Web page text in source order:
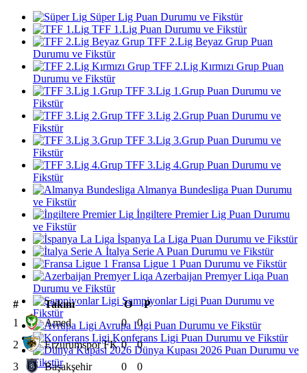
Süper Lig Puan Durumu ve Fikstür
TFF 1.Lig Puan Durumu ve Fikstür
TFF 2.Lig Beyaz Grup Puan
Durumu ve Fikstür
TFF 2.Lig Kırmızı Grup Puan
Durumu ve Fikstür
TFF 3.Lig 1.Grup Puan Durumu ve
Fikstür
TFF 3.Lig 2.Grup Puan Durumu ve
Fikstür
TFF 3.Lig 3.Grup Puan Durumu ve
Fikstür
TFF 3.Lig 4.Grup Puan Durumu ve
Fikstür
Almanya Bundesliga Puan Durumu
ve Fikstür
İngiltere Premier Lig Puan Durumu
ve Fikstür
İspanya La Liga Puan Durumu ve Fikstür
İtalya Serie A Puan Durumu ve Fikstür
Fransa Ligue 1 Puan Durumu ve Fikstür
Azerbaijan Premyer Liqa Puan
Durumu ve Fikstür
Şampiyonlar Ligi Puan Durumu ve
Fikstür
Avrupa Ligi Puan Durumu ve Fikstür
Konferans Ligi Puan Durumu ve Fikstür
Dünya Kupası 2026 Puan Durumu ve
Fikstür
# Takım O
P
1
Amed 0
0
2
Erzurumspor FK 0
0
3
Başakşehir 0
0